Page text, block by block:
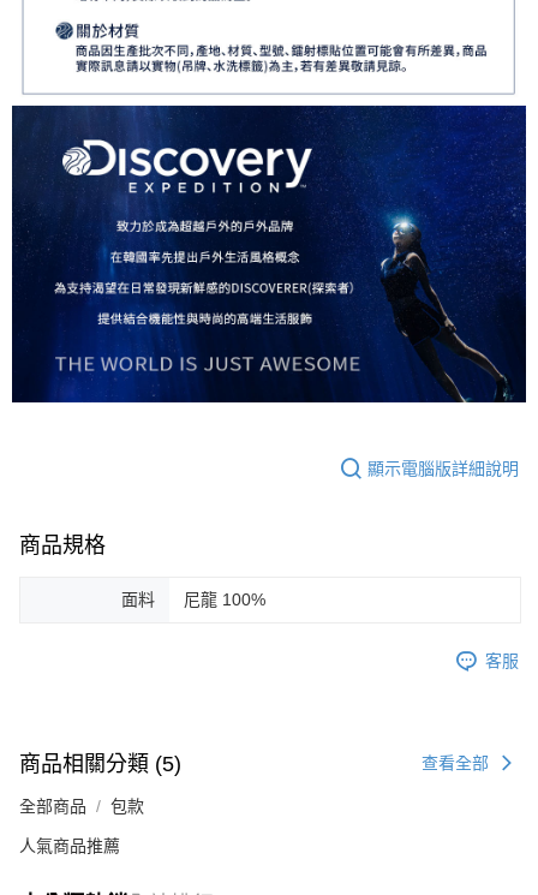
顯示電腦版詳細說明
商品規格
面料 尼龍 100%
客服
商品相關分類 (5) 查看全部
全部商品 包款
人氣商品推薦